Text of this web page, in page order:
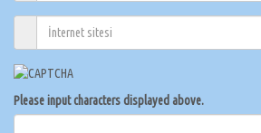
Please input characters displayed above.